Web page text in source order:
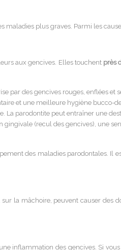
plus graves. Parmi les
aux gencives. Elles touchent près
par des gencives rouges, enflées et
et une meilleure hygiène bucco-
parodontite peut entraîner une
gingivale (recul des gencives), une
des maladies parodontales. Il
la mâchoire, peuvent causer des
inflammation des gencives. Si